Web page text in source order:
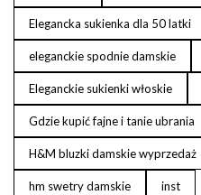
Elegancka sukienka dla 50 latki
eleganckie spodnie damskie
Eleganckie sukienki włoskie
Gdzie kupić fajne i tanie ubrania
H&M bluzki damskie wyprzedaż
hm swetry damskie inst